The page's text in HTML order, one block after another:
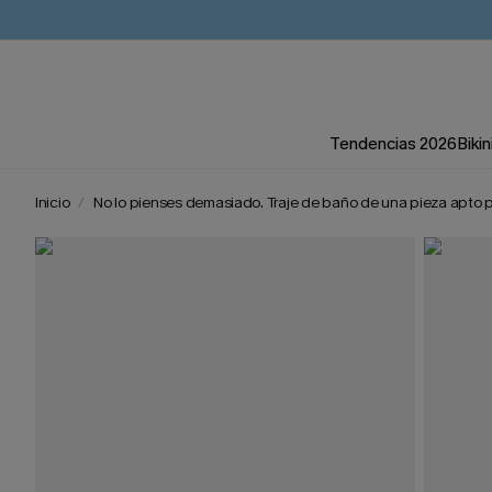
Tendencias 2026
Inicio No lo pienses demasiado. Traje de baño de una pieza apto